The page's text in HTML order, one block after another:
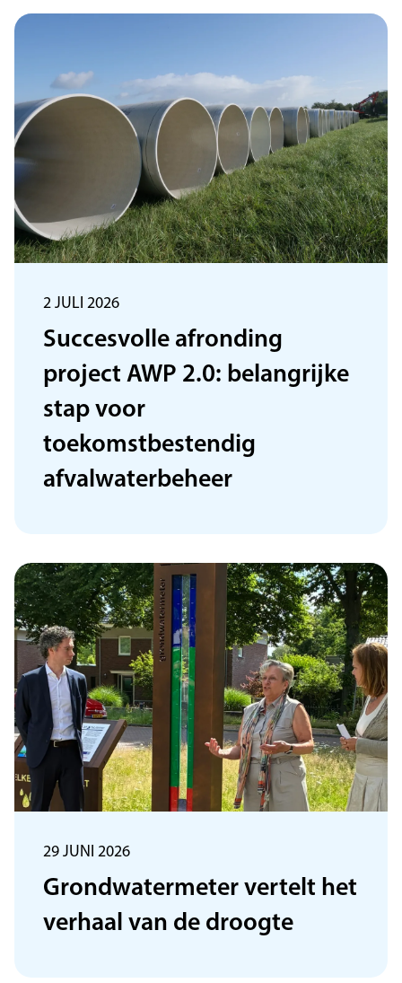
Succesvolle afronding
project AWP 2.0: belangrijke
stap voor
toekomstbestendig
afvalwaterbeheer
2 JULI 2026
Grondwatermeter vertelt het
verhaal van de droogte
29 JUNI 2026